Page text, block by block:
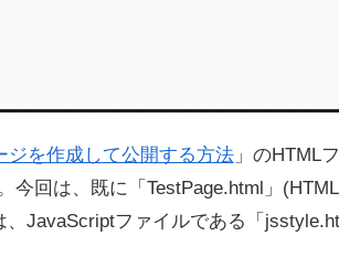
ジを作成して公開する方法」のHTML
今回は、既に「TestPage.html」
JavaScriptファイルである「